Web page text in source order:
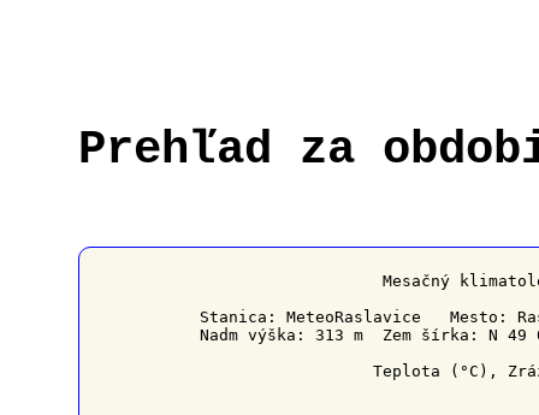
Prehľad za
Mesačný
Stanica: MeteoRaslavice   Mesto:
Nadm výška: 313 m  Zem šírka: N
Teplota (°C),